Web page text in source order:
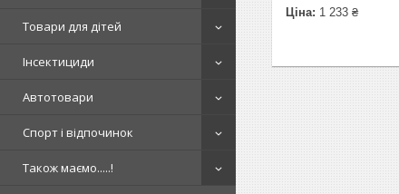
Товари для дітей
Інсектициди
Автотовари
Спорт і відпочинок
Також маємо.....!
Ціна: 1 233 ₴